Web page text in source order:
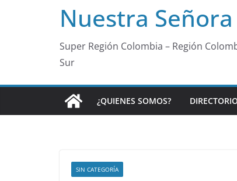
Nuestra Señora
Super Región Colombia – Región
Sur
¿QUIENES SOMOS?
SIN CATEGORÍA